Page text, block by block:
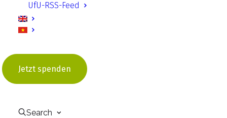
UfU-RSS-Feed
Jetzt spenden
Search
Werkstattgespräch